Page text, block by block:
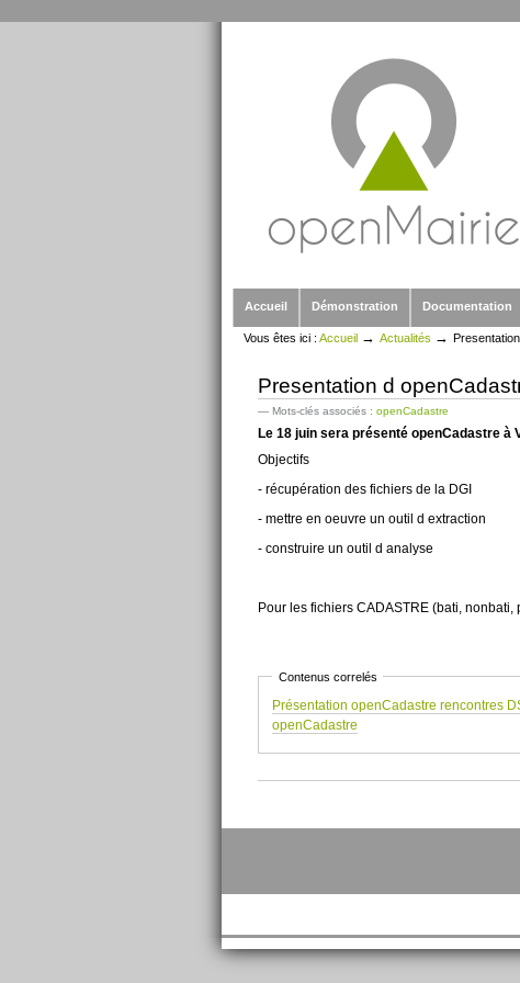
Accueil
Démonstration Documentation
Vous êtes ici : Accueil → Actualités →
Presentation d
— Mots-clés associés :openCadastre
Le 18 juin sera présenté openCadastre à
Objectifs
- récupération des fichiers de la DGI
- mettre en oeuvre un outil d extraction
- construire un outil d analyse
Pour les fichiers CADASTRE (bati,
Contenus correlés
Présentation openCadastre rencontres
openCadastre
document